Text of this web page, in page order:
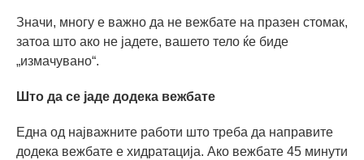
Значи, многу е важно да не вежбате на празен стомак,
затоа што ако не јадете, вашето тело ќе биде
„измачувано“.
Што да се јаде додека вежбате
Една од најважните работи што треба да направите
додека вежбате е хидратација. Ако вежбате 45 минути